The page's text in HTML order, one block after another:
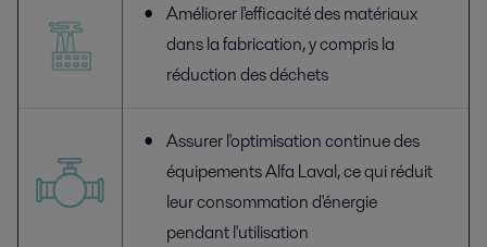
Améliorer l'efficacité des matériaux
dans la fabrication, y compris la
réduction des déchets
Assurer l'optimisation continue des
équipements Alfa Laval, ce qui réduit
leur consommation d'énergie
pendant l'utilisation